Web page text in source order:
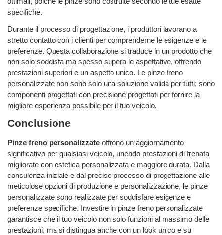
ottimali, poiché le pinze sono costruite secondo le tue esatte
specifiche.
Durante il processo di progettazione, i produttori lavorano a
stretto contatto con i clienti per comprenderne le esigenze e le
preferenze. Questa collaborazione si traduce in un prodotto che
non solo soddisfa ma spesso supera le aspettative, offrendo
prestazioni superiori e un aspetto unico. Le pinze freno
personalizzate non sono solo una soluzione valida per tutti; sono
componenti progettati con precisione progettati per fornire la
migliore esperienza possibile per il tuo veicolo.
Conclusione
Pinze freno personalizzate offrono un aggiornamento
significativo per qualsiasi veicolo, unendo prestazioni di frenata
migliorate con estetica personalizzata e maggiore durata. Dalla
consulenza iniziale e dal preciso processo di progettazione alle
meticolose opzioni di produzione e personalizzazione, le pinze
personalizzate sono realizzate per soddisfare esigenze e
preferenze specifiche. Investire in pinze freno personalizzate
garantisce che il tuo veicolo non solo funzioni al massimo delle
prestazioni, ma si distingua anche con un look unico e su